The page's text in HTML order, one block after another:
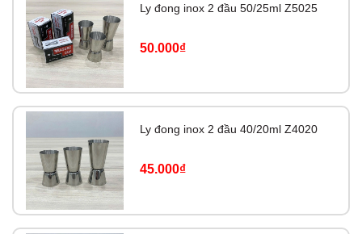
Ly đong inox 2 đầu 50/25ml Z5025
50.000₫
Ly đong inox 2 đầu 40/20ml Z4020
45.000₫